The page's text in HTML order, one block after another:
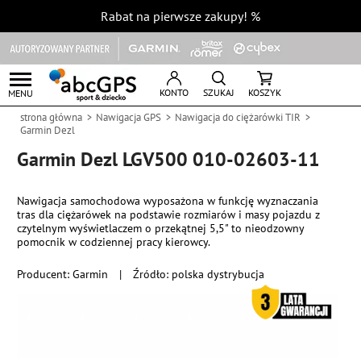
Rabat na pierwsze zakupy! %
MENU KONTO SZUKAJ KOSZYK
strona główna Nawigacja GPS
Nawigacja do ciężarówki TIR
Garmin Dezl
Garmin Dezl LGV500 010-02603-11
Producent:Garmin | Źródło: polska dystrybucja
Nawigacja samochodowa wyposażona w funkcję wyznaczania
tras dla ciężarówek na podstawie rozmiarów i masy pojazdu z
czytelnym wyświetlaczem o przekątnej 5,5" to nieodzowny
pomocnik w codziennej pracy kierowcy.